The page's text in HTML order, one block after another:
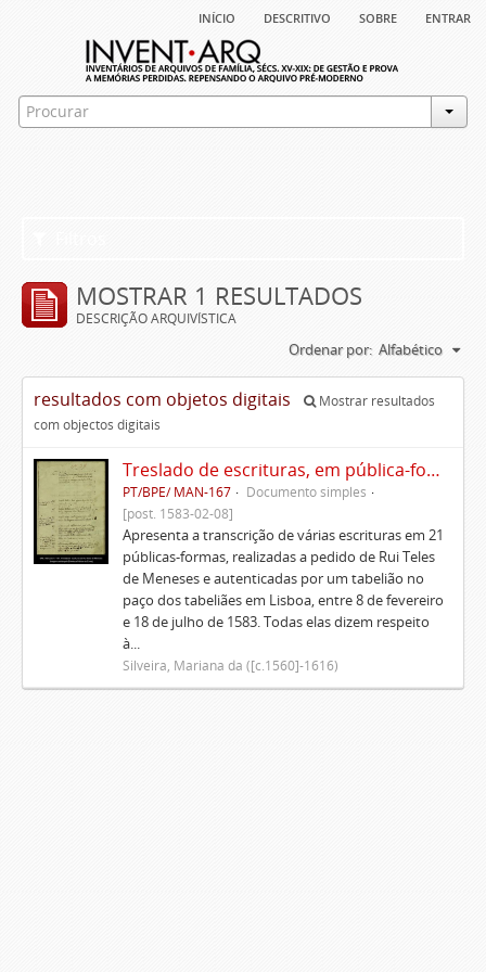
início descritivo sobre entrar
MOSTRAR 1 RESULTADOS
DESCRIÇÃO ARQUIVÍSTICA
Ordenar por: Alfabético
resultados com objetos digitais
Mostrar resultados
com objectos digitais
Treslado de escrituras, em pública-forma, de Rui Teles de Meneses
PT/BPE/ MAN-167
Documento simples
[post. 1583-02-08]
Apresenta a transcrição de várias escrituras em 21
públicas-formas, realizadas a pedido de Rui Teles
de Meneses e autenticadas por um tabelião no
paço dos tabeliães em Lisboa, entre 8 de fevereiro
e 18 de julho de 1583. Todas elas dizem respeito
à...
Silveira, Mariana da ([c.1560]-1616)